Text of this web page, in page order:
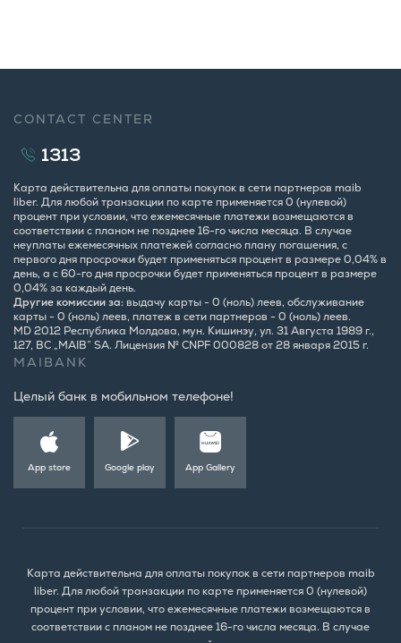
CONTACT CENTER
1313
Карта действительна для оплаты покупок в сети партнеров maib
liber. Для любой транзакции по карте применяется 0 (нулевой)
процент при условии, что ежемесячные платежи возмещаются в
соответствии с планом не позднее 16-го числа месяца. В случае
неуплаты ежемесячных платежей согласно плану погашения, с
первого дня просрочки будет применяться процент в размере 0,04% в
день, а с 60-го дня просрочки будет применяться процент в размере
0,04% за каждый день.
Другие комиссии за:выдачу карты - 0 (ноль) леев, обслуживание
карты - 0 (ноль) леев, платеж в сети партнеров - 0 (ноль) леев.
MD 2012 Республика Молдова, мун. Кишинэу, ул. 31 Августа 1989 г.,
127, BC „MAIB” SA. Лицензия № CNPF 000828 от 28 января 2015 г.
MAIBANK
Целый банк в мобильном телефоне!
App store Google play App Gallery
Карта действительна для оплаты покупок в сети партнеров maib
liber. Для любой транзакции по карте применяется 0 (нулевой)
процент при условии, что ежемесячные платежи возмещаются в
соответствии с планом не позднее 16-го числа месяца. В случае